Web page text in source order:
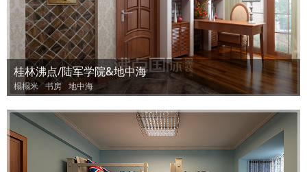
桂林沸点/陆军学院&地中海
榻榻米 书房 地中海